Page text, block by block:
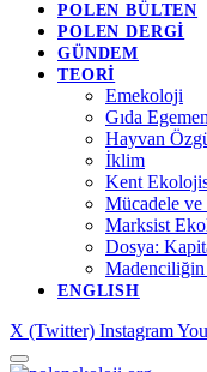
POLEN BÜLTEN
POLEN DERGİ
GÜNDEM
TEORİ
Emekoloji
Gıda
Hayvan
İklim
Kent
Mücadele
Marksist
Dosya:
ENGLISH
X (Twitter) Instagram